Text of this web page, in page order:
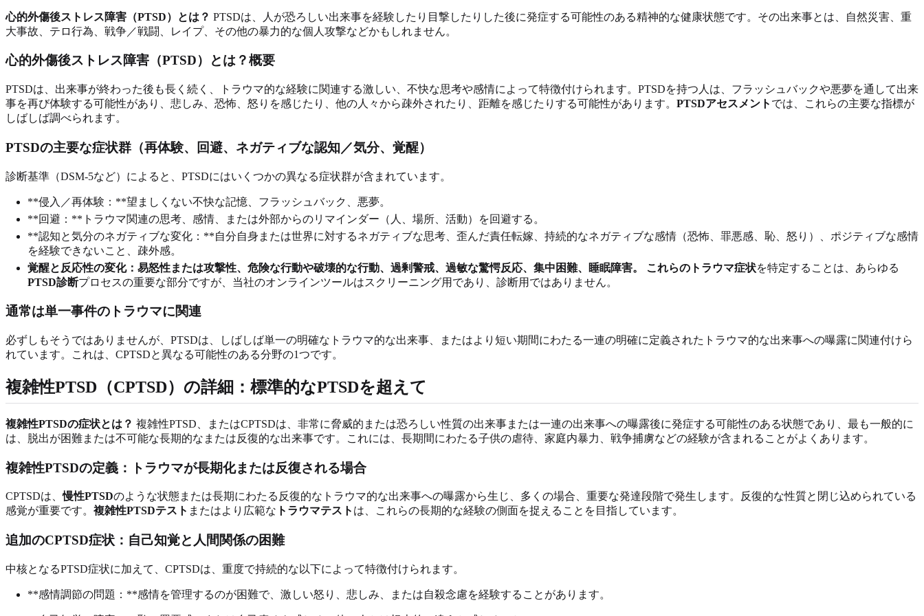
心的外傷後ストレス障害（PTSD）とは？ PTSDは、人が恐ろしい出来事を経験したり目撃したりした後に発症する可能性のある精神的な健康状態です。その出来事とは、自然災害、重
大事故、テロ行為、戦争／戦闘、レイプ、その他の暴力的な個人攻撃などかもしれません。
心的外傷後ストレス障害（PTSD）とは？概要
PTSDは、出来事が終わった後も長く続く、トラウマ的な経験に関連する激しい、不快な思考や感情によって特徴付けられます。PTSDを持つ人は、フラッシュバックや悪夢を通して出来
事を再び体験する可能性があり、悲しみ、恐怖、怒りを感じたり、他の人々から疎外されたり、距離を感じたりする可能性があります。 PTSDアセスメント では、これらの主要な指標が
しばしば調べられます。
PTSDの主要な症状群（再体験、回避、ネガティブな認知／気分、覚醒）
診断基準（DSM-5など）によると、PTSDにはいくつかの異なる症状群が含まれています。
**侵入／再体験：**望ましくない不快な記憶、フラッシュバック、悪夢。
**回避：**トラウマ関連の思考、感情、または外部からのリマインダー（人、場所、活動）を回避する。
**認知と気分のネガティブな変化：**自分自身または世界に対するネガティブな思考、歪んだ責任転嫁、持続的なネガティブな感情（恐怖、罪悪感、恥、怒り）、ポジティブな感情
を経験できないこと、疎外感。
覚醒と反応性の変化： 易怒性または攻撃性、危険な行動や破壊的な行動、過剰警戒、過敏な驚愕反応、集中困難、睡眠障害。 これらの トラウマ症状を特定することは、あらゆる
PTSD診断プロセスの重要な部分ですが、当社のオンラインツールはスクリーニング用であり、診断用ではありません。
通常は単一事件のトラウマに関連
必ずしもそうではありませんが、PTSDは、しばしば単一の明確なトラウマ的な出来事、またはより短い期間にわたる一連の明確に定義されたトラウマ的な出来事への曝露に関連付けら
れています。これは、CPTSDと異なる可能性のある分野の1つです。
複雑性PTSD（CPTSD）の詳細：標準的なPTSDを超えて
複雑性PTSDの症状とは？ 複雑性PTSD、またはCPTSDは、非常に脅威的または恐ろしい性質の出来事または一連の出来事への曝露後に発症する可能性のある状態であり、最も一般的に
は、脱出が困難または不可能な長期的なまたは反復的な出来事です。これには、長期間にわたる子供の虐待、家庭内暴力、戦争捕虜などの経験が含まれることがよくあります。
複雑性PTSDの定義：トラウマが長期化または反復される場合
CPTSDは、慢性PTSDのような状態または長期にわたる反復的なトラウマ的な出来事への曝露から生じ、多くの場合、重要な発達段階で発生します。反復的な性質と閉じ込められている
感覚が重要です。 複雑性PTSDテスト またはより広範な トラウマテスト は、これらの長期的な経験の側面を捉えることを目指しています。
追加のCPTSD症状：自己知覚と人間関係の困難
中核となるPTSD症状に加えて、CPTSDは、重度で持続的な以下によって特徴付けられます。
**感情調節の問題：**感情を管理するのが困難で、激しい怒り、悲しみ、または自殺念慮を経験することがあります。